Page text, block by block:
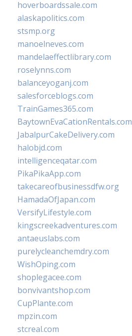
hoverboardssale.com
alaskapolitics.com
stsmp.org
manoelneves.com
mandelaeffectlibrary.com
roselynns.com
balanceyoganj.com
salesforceblogs.com
TrainGames365.com
BaytownEvaCationRentals.com
JabalpurCakeDelivery.com
halobjd.com
intelligenceqatar.com
PikaPikaApp.com
takecareofbusinessdfw.org
HamadaOfJapan.com
VersifyLifestyle.com
kingscreekadventures.com
antaeuslabs.com
purelycleanchemdry.com
WishOping.com
shoplegacee.com
bonvivantshop.com
CupPlante.com
mpzin.com
stcreal.com